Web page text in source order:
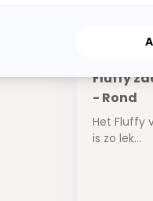
Fluffy
- Rond
Het Fluffy
is zo lek...